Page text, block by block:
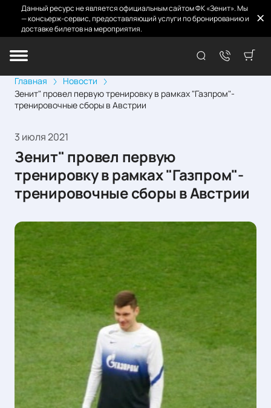
Данный ресурс не является официальным сайтом ФК «Зенит». Мы
— консьерж-сервис, предоставляющий услуги по бронированию и
доставке билетов на мероприятия.
Главная
Новости
Зенит" провел первую тренировку в рамках "Газпром"-
тренировочные сборы в Австрии
3 июля 2021
Зенит" провел первую
тренировку в рамках "Газпром"-
тренировочные сборы в Австрии